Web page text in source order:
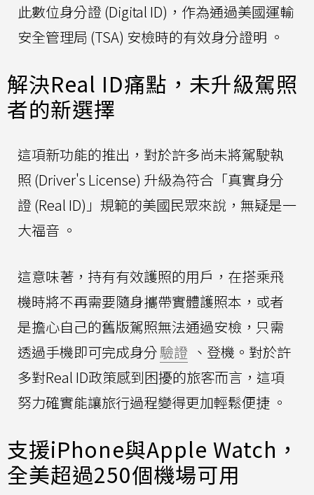
此數位身分證 (Digital ID)，作為通過美國運輸
安全管理局 (TSA) 安檢時的有效身分證明 。
解決Real ID痛點，未升級駕照
者的新選擇
這項新功能的推出，對於許多尚未將駕駛執
照 (Driver's License) 升級為符合「真實身分
證 (Real ID)」規範的美國民眾來說，無疑是一
大福音 。
這意味著，持有有效護照的用戶，在搭乘飛
機時將不再需要隨身攜帶實體護照本，或者
是擔心自己的舊版駕照無法通過安檢，只需
透過手機即可完成身分驗證 、登機。對於許
多對Real ID政策感到困擾的旅客而言，這項
努力確實能讓旅行過程變得更加輕鬆便捷 。
支援iPhone與Apple Watch，
全美超過250個機場可用